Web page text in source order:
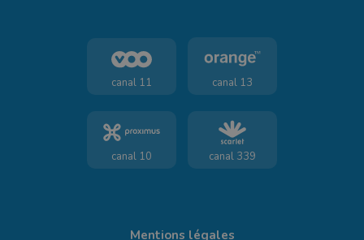
canal 11 canal 13
canal 10 canal 339
Mentions légales